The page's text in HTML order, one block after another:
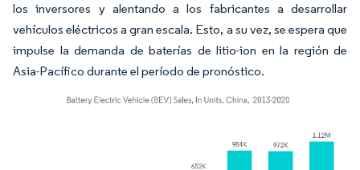
los inversores y alentando a los fabricantes a desarrollar
vehículos eléctricos a gran escala. Esto, a su vez, se espera que
impulse la demanda de baterías de litio-ion en la región de
Asia-Pacífico durante el período de pronóstico.